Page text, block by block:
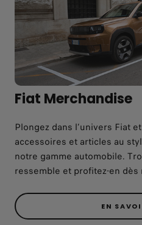
Fiat Merchandise
Plongez dans l’univers Fiat
accessoires et articles au
notre gamme automobile.
ressemble et profitez-en dès
EN